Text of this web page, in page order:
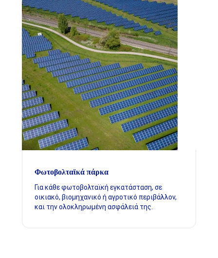
Φωτοβολταϊκά πάρκα
Για κάθε φωτοβολταϊκή εγκατάσταση, σε
οικιακό, βιομηχανικό ή αγροτικό περιβάλλον,
και την ολοκληρωμένη ασφάλειά της.